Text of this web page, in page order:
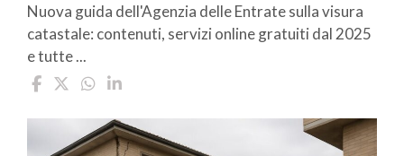
Nuova guida dell'Agenzia delle Entrate sulla visura
catastale: contenuti, servizi online gratuiti dal 2025
e tutte ...